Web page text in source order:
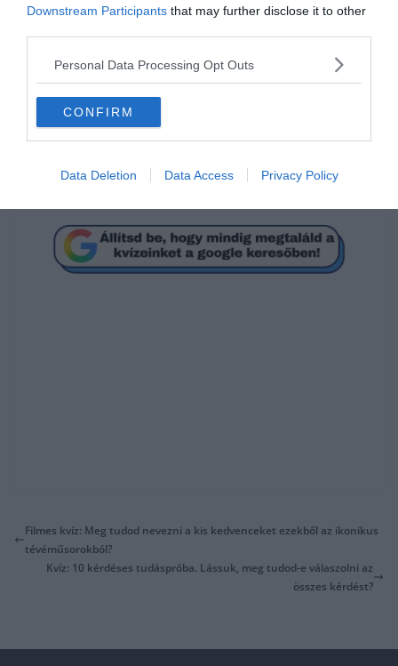
Downstream Participants that may further disclose it to other
Personal Data Processing Opt Outs
CONFIRM
Data Deletion Data Access Privacy Policy
Mi a megoldás?
12
20
3
Filmes kvíz: Meg tudod nevezni a kis kedvenceket ezekből az ikonikus
tévéműsorokból?
Kvíz: 10 kérdéses tudáspróba. Lássuk, meg tudod-e válaszolni az
összes kérdést?